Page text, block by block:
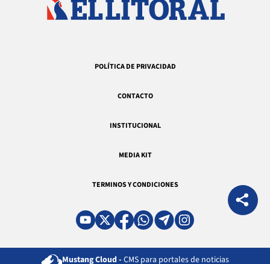
POLÍTICA DE PRIVACIDAD
CONTACTO
INSTITUCIONAL
MEDIA KIT
TERMINOS Y CONDICIONES
Mustang Cloud - CMS para portales de noticias